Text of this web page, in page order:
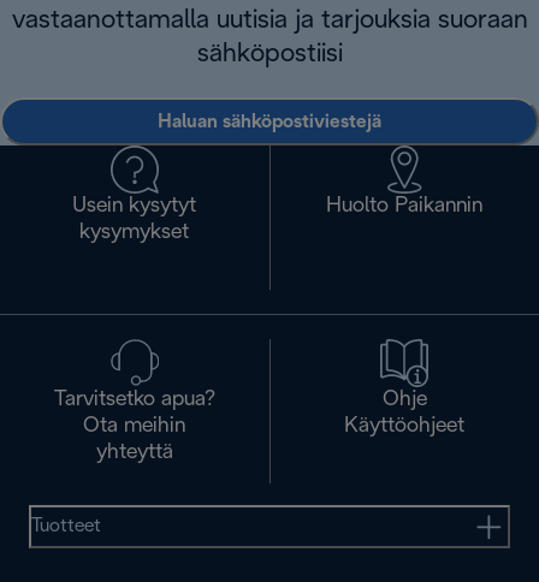
vastaanottamalla uutisia ja tarjouksia suoraan
sähköpostiisi
Haluan sähköpostiviestejä
Usein kysytyt
kysymykset
Huolto Paikannin
Tarvitsetko apua?
Ota meihin
yhteyttä
Ohje
Käyttöohjeet
Tuotteet